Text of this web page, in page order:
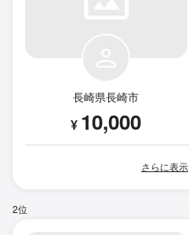
長崎県長崎市
¥ 10,000
さらに表示
2位